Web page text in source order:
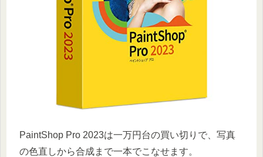
PaintShop Pro 2023は一万円台の買い切りで、写真
の色直しから合成まで一本でこなせます。